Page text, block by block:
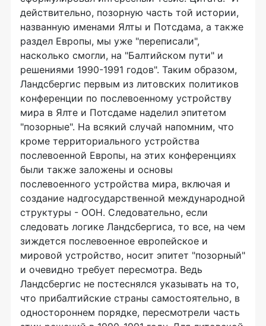
действительно, позорную часть той истории,
названную именами Ялты и Потсдама, а также
раздел Европы, мы уже "переписали",
насколько смогли, на "Балтийском пути" и
решениями 1990-1991 годов". Таким образом,
Ландсбергис первым из литовских политиков
конференции по послевоенному устройству
мира в Ялте и Потсдаме наделил эпитетом
"позорные". На всякий случай напомним, что
кроме территориального устройства
послевоенной Европы, на этих конференциях
были также заложены и основы
послевоенного устройства мира, включая и
создание надгосударственной международной
структуры - ООН. Следовательно, если
следовать логике Ландсбергиса, то все, на чем
зиждется послевоенное европейское и
мировой устройство, носит эпитет "позорный"
и очевидно требует пересмотра. Ведь
Ландсбергис не постеснялся указывать на то,
что прибалтийские страны самостоятельно, в
одностороннем порядке, пересмотрели часть